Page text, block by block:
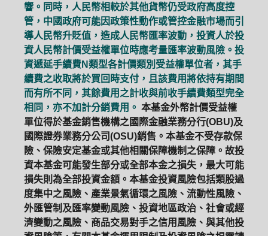
響。同時，人民幣相較於其他貨幣仍受政府高度控
管，中國政府可能因政策性動作或管控金融市場而引
導人民幣升貶值，造成人民幣匯率波動，投資人於投
資人民幣計價受益權單位時應考量匯率波動風險。投
資遞延手續費N類型各計價類別受益權單位者，其手
續費之收取將於買回時支付，且該費用將依持有期間
而有所不同，其餘費用之計收與前收手續費類型完全
相同，亦不加計分銷費用。 本基金外幣計價受益權
單位得於基金銷售機構之國際金融業務分行(OBU)及
國際證券業務分公司(OSU)銷售。本基金不受存款保
險、保險安定基金或其他相關保障機制之保障。故投
資本基金可能發生部分或全部本金之損失，最大可能
損失則為全部投資金額。本基金投資風險包括類股過
度集中之風險、產業景氣循環之風險、流動性風險、
外匯管制及匯率變動風險、投資地區政治、社會或經
濟變動之風險、商品交易對手之信用風險、與其他投